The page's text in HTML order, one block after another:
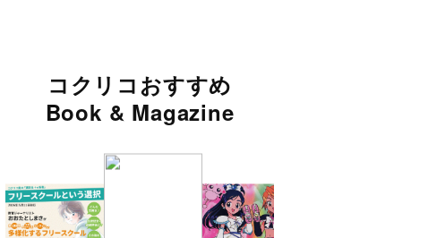
コクリコおすすめ
Book & Magazine